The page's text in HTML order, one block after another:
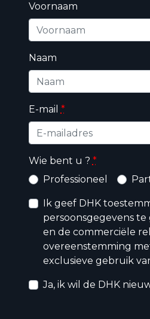
Voornaam
Naam
E-mail *
Wie bent u ? *
Professioneel
Ik geef DHK
persoonsgegevens
en de commerciële
overeenstemming
exclusieve gebruik
Ja, ik wil de DHK